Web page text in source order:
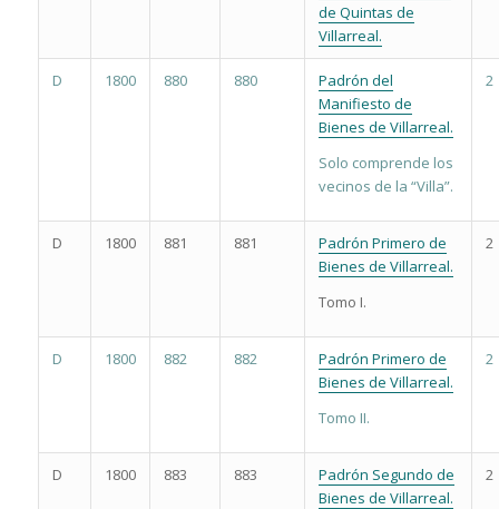
de Quintas de
Villarreal.
D 1800 880 880
Padrón del
Manifiesto de
Bienes de Villarreal.
Solo comprende los
vecinos de la “Villa”.
2
D 1800 881 881
Padrón Primero de
Bienes de Villarreal.
Tomo I.
2
D 1800 882 882
Padrón Primero de
Bienes de Villarreal.
Tomo II.
2
D 1800 883 883
Padrón Segundo de
Bienes de Villarreal.
2